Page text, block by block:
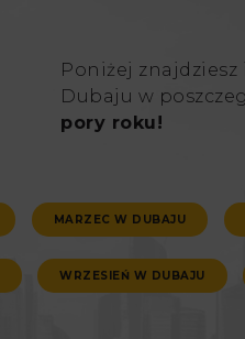
Poniżej
Dubaju w
pory roku!
MARZEC W DUBAJU
WRZESIEŃ W DUBAJU